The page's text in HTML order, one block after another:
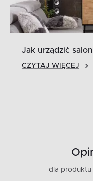
Jak urządzić
CZYTAJ WIĘCEJ
dla produktu